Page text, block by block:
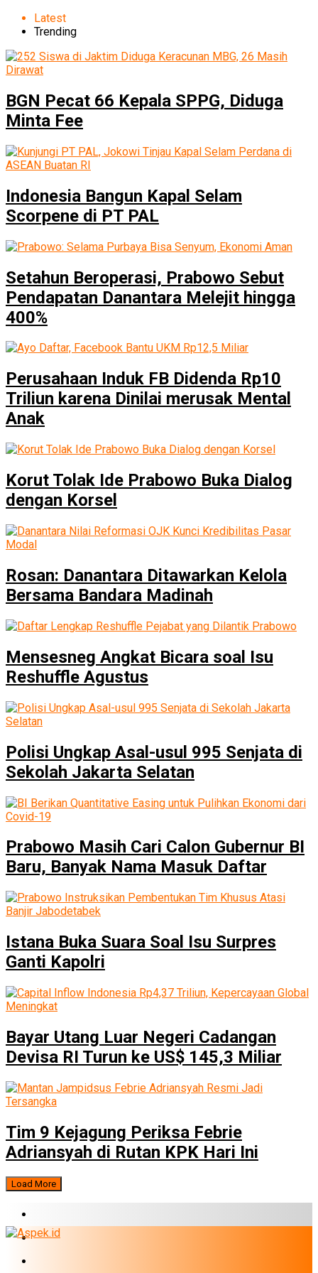
Latest
Trending
BGN Pecat 66 Kepala SPPG, Diduga
Minta Fee
Indonesia Bangun Kapal Selam
Scorpene di PT PAL
Setahun Beroperasi, Prabowo Sebut
Pendapatan Danantara Melejit hingga
400%
Perusahaan Induk FB Didenda Rp10
Triliun karena Dinilai merusak Mental
Anak
Korut Tolak Ide Prabowo Buka Dialog
dengan Korsel
Rosan: Danantara Ditawarkan Kelola
Bersama Bandara Madinah
Mensesneg Angkat Bicara soal Isu
Reshuffle Agustus
Polisi Ungkap Asal-usul 995 Senjata di
Sekolah Jakarta Selatan
Prabowo Masih Cari Calon Gubernur BI
Baru, Banyak Nama Masuk Daftar
Istana Buka Suara Soal Isu Surpres
Ganti Kapolri
Bayar Utang Luar Negeri Cadangan
Devisa RI Turun ke US$ 145,3 Miliar
Tim 9 Kejagung Periksa Febrie
Adriansyah di Rutan KPK Hari Ini
Load More
BUMN